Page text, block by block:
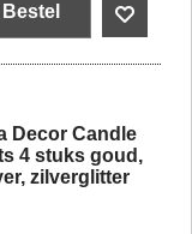
Bestel
Decor Candle
4 stuks goud,
zilverglitter